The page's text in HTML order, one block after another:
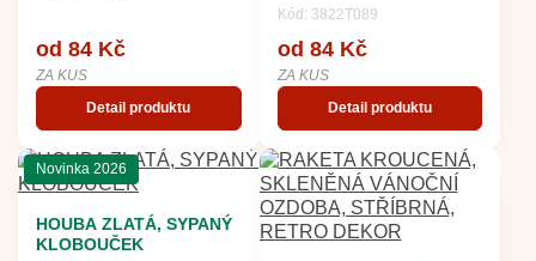
od 84 Kč
ZA KUS
Detail produktu
Kód: 3822T089
od 84 Kč
ZA KUS
Detail produktu
Novinka 2026
HOUBA ZLATÁ, SYPANÝ
KLOBOUČEK